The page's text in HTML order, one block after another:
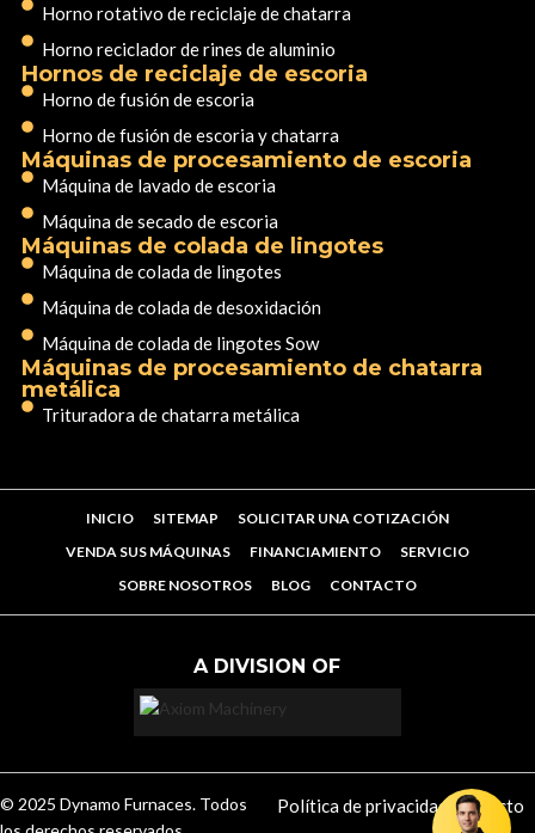
Horno rotativo de reciclaje de chatarra
Horno reciclador de rines de aluminio
Hornos de reciclaje de escoria
Horno de fusión de escoria
Horno de fusión de escoria y chatarra
Máquinas de procesamiento de escoria
Máquina de lavado de escoria
Máquina de secado de escoria
Máquinas de colada de lingotes
Máquina de colada de lingotes
Máquina de colada de desoxidación
Máquina de colada de lingotes Sow
Máquinas de procesamiento de chatarra
metálica
Trituradora de chatarra metálica
INICIO SITEMAP
SOLICITAR UNA COTIZACIÓN
VENDA SUS MÁQUINAS
FINANCIAMIENTO
SERVICIO
SOBRE NOSOTROS
BLOG CONTACTO
A DIVISION OF
© 2025 Dynamo Furnaces. Todos
Política de privacidad Contacto